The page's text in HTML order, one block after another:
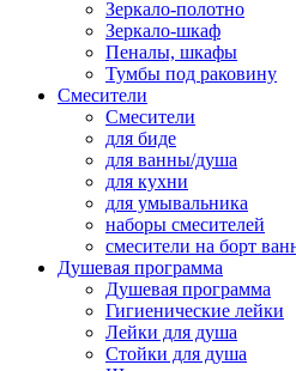
Зеркало-полотно
Зеркало-шкаф
Пеналы, шкафы
Тумбы под раковину
Смесители
Смесители
для биде
для ванны/душа
для кухни
для умывальника
наборы смесителей
смесители на борт
Душевая программа
Душевая программа
Гигиенические лейки
Лейки для душа
Стойки для душа